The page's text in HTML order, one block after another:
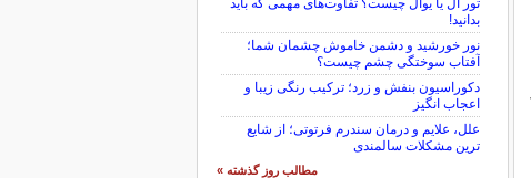
تور آل یا یوآل چیست؟ تفاوت‌های مهمی که باید
بدانید!
نور خورشید و دشمن خاموش چشمان شما؛
آفتاب سوختگی چشم چیست؟
دکوراسیون بنفش و زرد؛ ترکیب رنگی زیبا و
اعجاب انگیز
علل، علایم و درمان سندرم فرتوتی؛ از شایع
ترین مشکلات سالمندی
مطالب روز گذشته »